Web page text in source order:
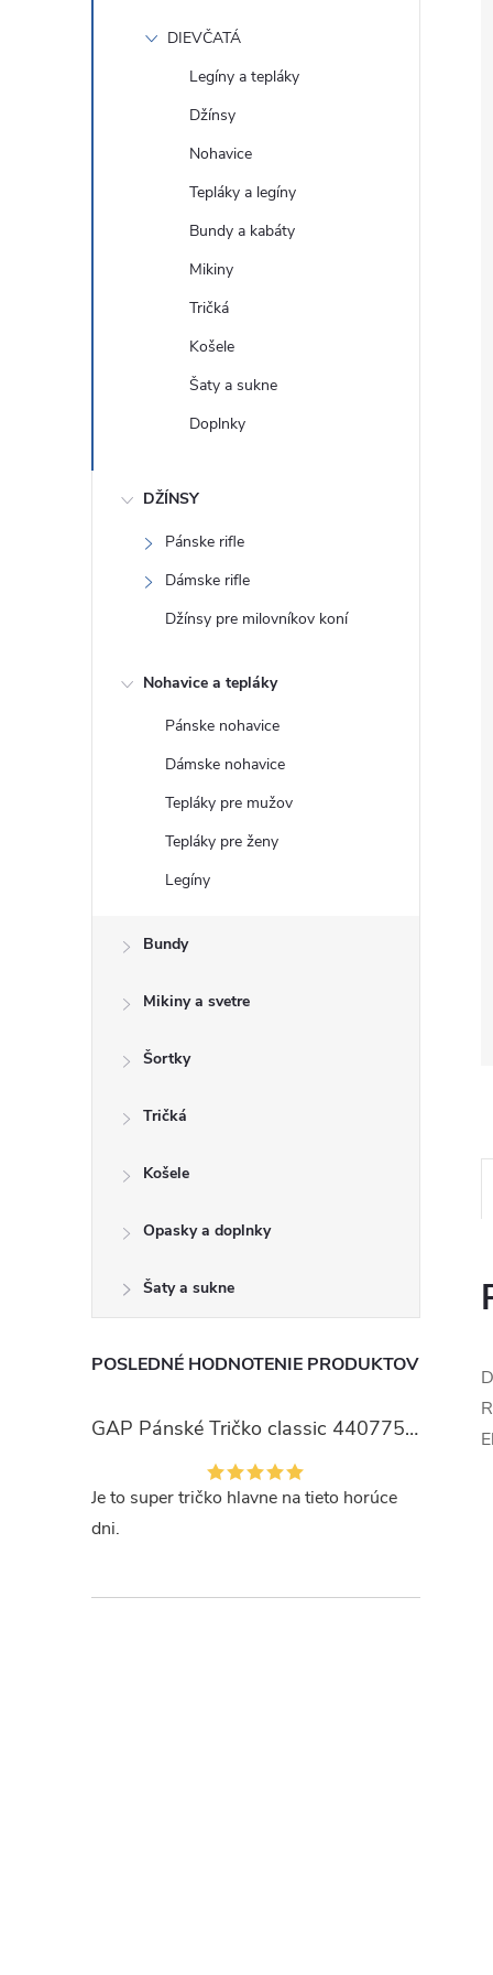
DIEVČATÁ
Legíny a tepláky
Džínsy
Nohavice
Tepláky a legíny
Bundy a kabáty
Mikiny
Tričká
Košele
Šaty a sukne
Doplnky
DŽÍNSY
Pánske rifle
Dámske rifle
Džínsy pre milovníkov koní
Nohavice a tepláky
Pánske nohavice
Dámske nohavice
Tepláky pre mužov
Tepláky pre ženy
Legíny
Bundy
Mikiny a svetre
Šortky
Tričká
Košele
Opasky a doplnky
Šaty a sukne
POSLEDNÉ HODNOTENIE PRODUKTOV
GAP Pánské Tričko classic 440775-00
Je to super tričko hlavne na tieto horúce
dni.